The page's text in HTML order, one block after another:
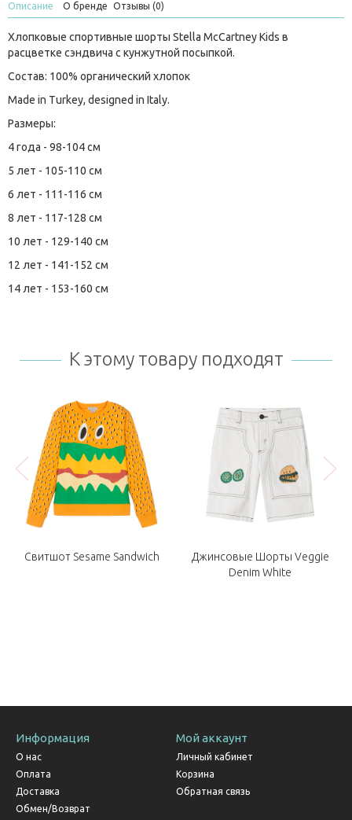
Описание О бренде Отзывы (0)
Хлопковые спортивные шорты Stella McCartney Kids в
расцветке сэндвича с кунжутной посыпкой.
Состав: 100% органический хлопок
Made in Turkey, designed in Italy.
Размеры:
4 года - 98-104 см
5 лет - 105-110 см
6 лет - 111-116 см
8 лет - 117-128 см
10 лет - 129-140 см
12 лет - 141-152 см
14 лет - 153-160 см
К этому товару подходят
Свитшот Sesame Sandwich
Джинсовые Шорты Veggie
Denim White
Информация
О нас
Оплата
Доставка
Обмен/Возврат
Мой аккаунт
Личный кабинет
Корзина
Обратная связь